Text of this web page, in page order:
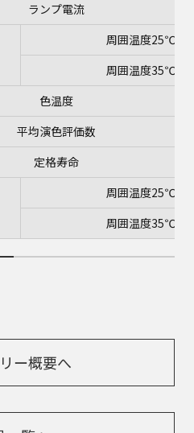
ランプ電流
周囲温度25℃
周囲温度35℃
色温度
平均演色評価数
定格寿命
周囲温度25℃
周囲温度35℃
ー概要へ